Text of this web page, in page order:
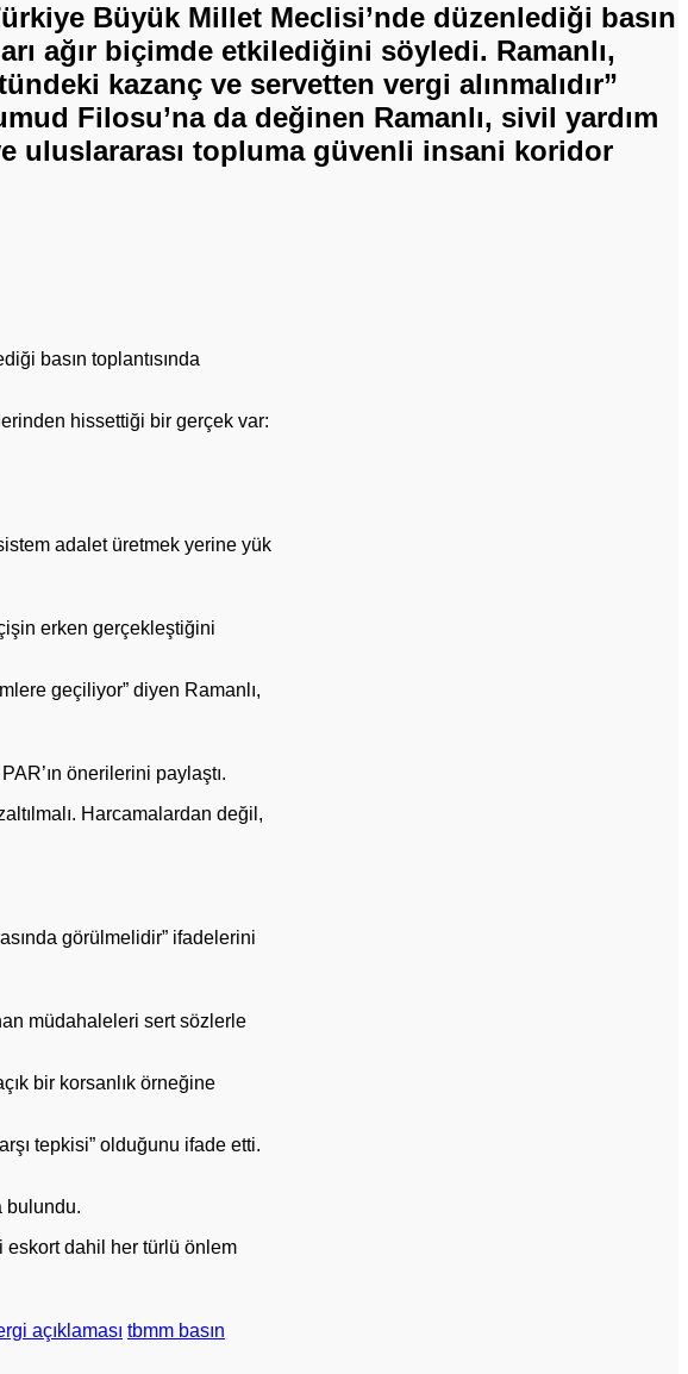
Büyük Millet Meclisi’nde düzenlediği basın
ağır biçimde etkilediğini söyledi. Ramanlı,
kazanç ve servetten vergi alınmalıdır”
Filosu’na da değinen Ramanlı, sivil yardım
uluslararası topluma güvenli insani koridor
basın toplantısında
hissettiği bir gerçek var:
adalet üretmek yerine yük
erken gerçekleştiğini
geçiliyor” diyen Ramanlı,
önerilerini paylaştı.
Harcamalardan değil,
görülmelidir” ifadelerini
müdahaleleri sert sözlerle
bir korsanlık örneğine
tepkisi” olduğunu ifade etti.
bulundu.
eskort dahil her türlü önlem
açıklaması tbmm basın